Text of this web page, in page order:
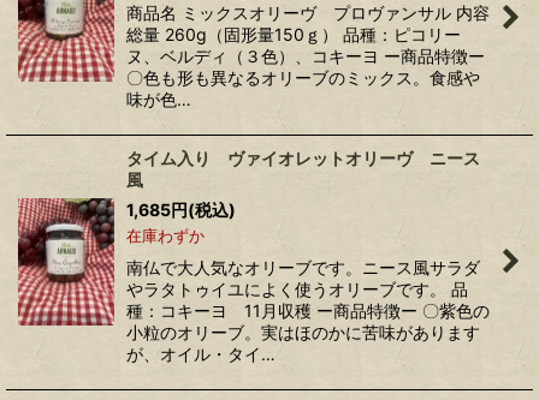
商品名 ミックスオリーヴ プロヴァンサル 内容
総量 260g（固形量150ｇ） 品種：ピコリー
ヌ、ベルディ（３色）、コキーヨ ー商品特徴ー
〇色も形も異なるオリーブのミックス。食感や
味が色…
タイム入り ヴァイオレットオリーヴ ニース
風
1,685円(税込)
在庫わずか
南仏で大人気なオリーブです。ニース風サラダ
やラタトゥイユによく使うオリーブです。 品
種：コキーヨ 11月収穫 ー商品特徴ー 〇紫色の
小粒のオリーブ。実はほのかに苦味があります
が、オイル・タイ…